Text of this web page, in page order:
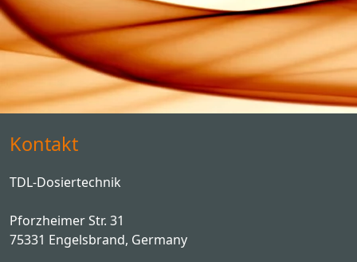
Kontakt
TDL-Dosiertechnik
Pforzheimer Str. 31
75331 Engelsbrand, Germany